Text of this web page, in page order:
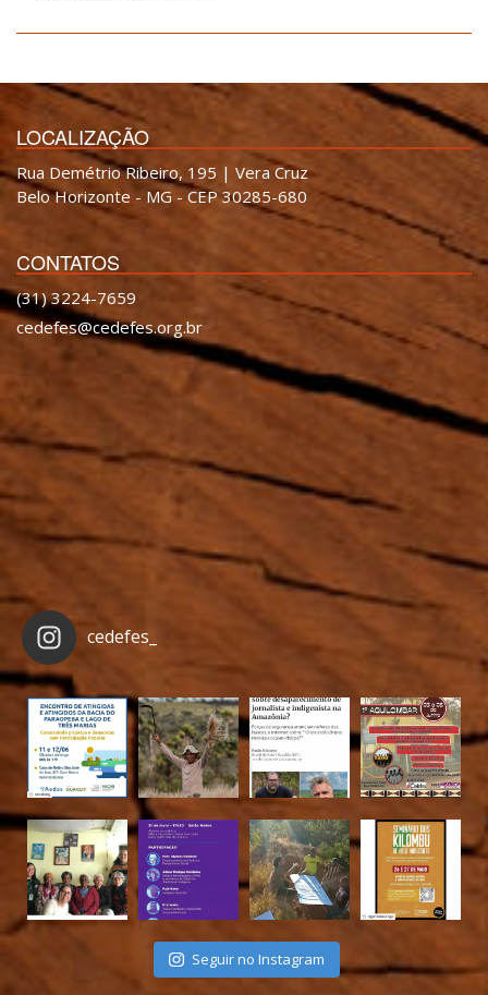
LOCALIZAÇÃO
Rua Demétrio Ribeiro, 195 | Vera Cruz
Belo Horizonte - MG - CEP 30285-680
CONTATOS
(31) 3224-7659
cedefes@cedefes.org.br
cedefes_
Seguir no Instagram